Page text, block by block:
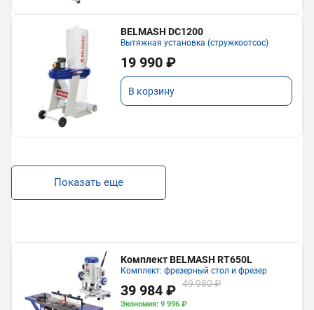
BELMASH DC1200
Вытяжная установка (стружкоотсос)
19 990 ₽
В корзину
Показать еще
Комплект BELMASH RT650L
Комплект: фрезерный стол и фрезер
39 984 ₽ 49 980 ₽
Экономия: 9 996 ₽